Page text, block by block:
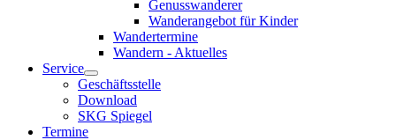
Genusswanderer
Wanderangebot für Kinder
Wandertermine
Wandern - Aktuelles
Service
Geschäftsstelle
Download
SKG Spiegel
Termine